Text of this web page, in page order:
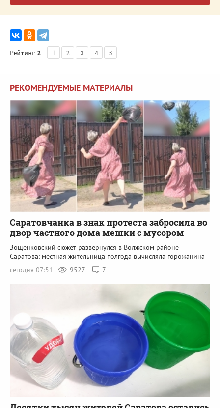
Рейтинг:2 1 2 3 4 5
РЕКОМЕНДУЕМЫЕ МАТЕРИАЛЫ
Саратовчанка в знак протеста забросила во
двор частного дома мешки с мусором
Зощенковский сюжет развернулся в Волжском районе
Саратова: местная жительница полгода вычисляла горожанина
сегодня 07:51
9527 7